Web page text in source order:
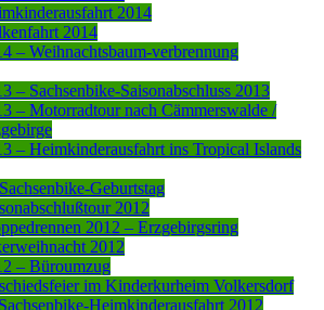
2014
2014
– Weihnachtsbaum-verbrennung
– Sachsenbike-Saisonabschluss 2013
– Motorradtour nach Cämmerswalde /
– Heimkinderausfahrt ins Tropical Islands
Geburtstag
2012
2012 – Erzgebirgsring
2012
– Büroumzug
im Kinderkurheim Volkersdorf
Heimkinderausfahrt 2012